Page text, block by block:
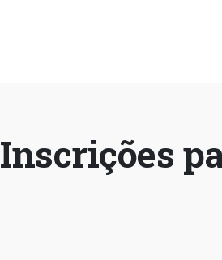
Inscrições